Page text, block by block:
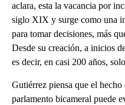
aclara, esta la vacancia por
siglo XIX y surge como una
para tomar decisiones, más
Desde su creación, a inicios
es decir, en casi 200 años,
Gutiérrez piensa que el hecho
parlamento bicameral puede